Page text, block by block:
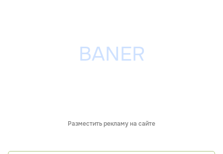
Разместить рекламу на сайте